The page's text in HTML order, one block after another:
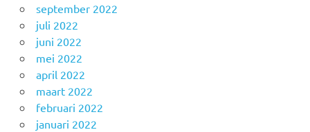
september 2022
juli 2022
juni 2022
mei 2022
april 2022
maart 2022
februari 2022
januari 2022